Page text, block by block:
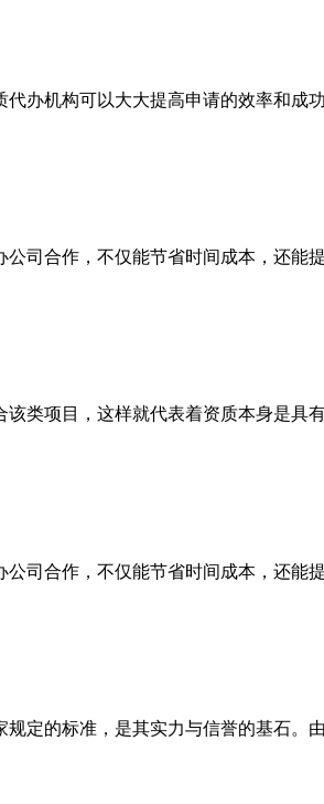
办机构可以大大提高申请的效率和成功
司合作，不仅能节省时间成本，还能提
类项目，这样就代表着资质本身是具有
司合作，不仅能节省时间成本，还能提
定的标准，是其实力与信誉的基石。